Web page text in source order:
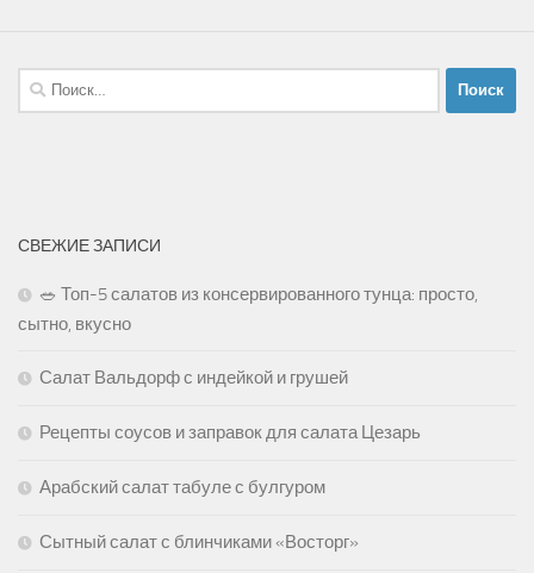
Найти:
СВЕЖИЕ ЗАПИСИ
🥗 Топ-5 салатов из консервированного тунца: просто,
сытно, вкусно
Салат Вальдорф с индейкой и грушей
Рецепты соусов и заправок для салата Цезарь
Арабский салат табуле с булгуром
Сытный салат с блинчиками «Восторг»